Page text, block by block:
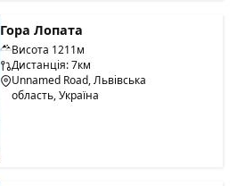
Гора Лопата
Висота 1211м
Дистанція: 7км
Unnamed Road, Львівська
область, Україна